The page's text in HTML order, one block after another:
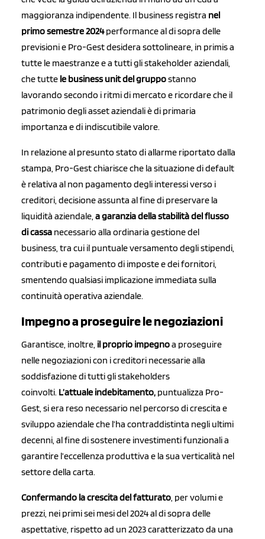
maggioranza indipendente. Il business registra nel
primo semestre 2024performance al di sopra delle
previsioni e Pro-Gest desidera sottolineare, in primis a
tutte le maestranze e a tutti gli stakeholder aziendali,
che tutte le business unit del gruppostanno
lavorando secondo i ritmi di mercato e ricordare che il
patrimonio degli asset aziendali è di primaria
importanza e di indiscutibile valore.
In relazione al presunto stato di allarme riportato dalla
stampa, Pro-Gest chiarisce che la situazione di default
è relativa al non pagamento degli interessi verso i
creditori, decisione assunta al fine di preservare la
liquidità aziendale, a garanzia della stabilità del flusso
di cassa necessario alla ordinaria gestione del
business, tra cui il puntuale versamento degli stipendi,
contributi e pagamento di imposte e dei fornitori,
smentendo qualsiasi implicazione immediata sulla
continuità operativa aziendale.
Impegno a proseguire le negoziazioni
Garantisce, inoltre, il proprio impegnoa proseguire
nelle negoziazioni con i creditori necessarie alla
soddisfazione di tutti gli stakeholders
coinvolti. L’attuale indebitamento, puntualizza Pro-
Gest, si era reso necessario nel percorso di crescita e
sviluppo aziendale che l’ha contraddistinta negli ultimi
decenni, al fine di sostenere investimenti funzionali a
garantire l’eccellenza produttiva e la sua verticalità nel
settore della carta.
Confermando la crescita del fatturato, per volumi e
prezzi, nei primi sei mesi del 2024 al di sopra delle
aspettative, rispetto ad un 2023 caratterizzato da una